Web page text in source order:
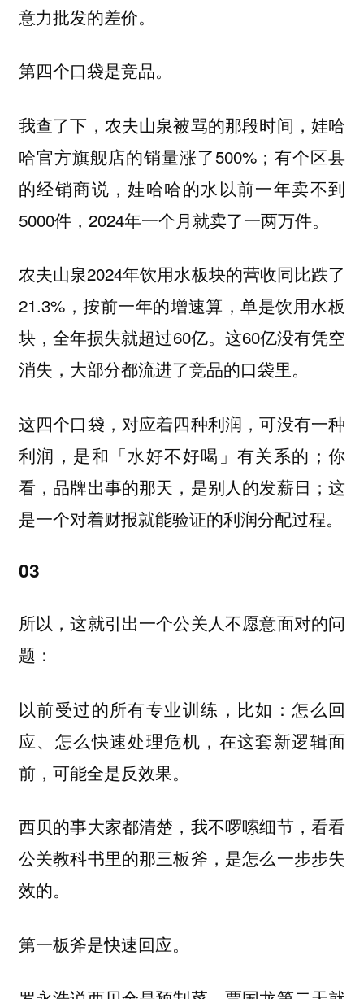
意力批发的差价。
第四个口袋是竞品。
我查了下，农夫山泉被骂的那段时间，娃哈
哈官方旗舰店的销量涨了500%；有个区县
的经销商说，娃哈哈的水以前一年卖不到
5000件，2024年一个月就卖了一两万件。
农夫山泉2024年饮用水板块的营收同比跌了
21.3%，按前一年的增速算，单是饮用水板
块，全年损失就超过60亿。这60亿没有凭空
消失，大部分都流进了竞品的口袋里。
这四个口袋，对应着四种利润，可没有一种
利润，是和「水好不好喝」有关系的； 你
看，品牌出事的那天，是别人的发薪日；这
是一个对着财报就能验证的利润分配过程。
03
所以，这就引出一个公关人不愿意面对的问
题：
以前受过的所有专业训练，比如：怎么回
应、怎么快速处理危机，在这套新逻辑面
前，可能全是反效果。
西贝的事大家都清楚，我不啰嗦细节，看看
公关教科书里的那三板斧，是怎么一步步失
效的。
第一板斧是快速回应。